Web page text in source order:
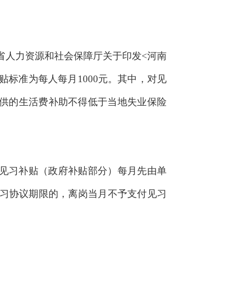
人力资源和社会保障厅关于印发<河南
标准为每人每月1000元。其中，对见
的生活费补助不得低于当地失业保险
习补贴（政府补贴部分）每月先由单
协议期限的，离岗当月不予支付见习